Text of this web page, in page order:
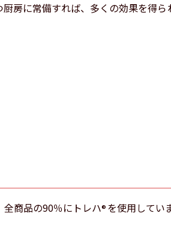
房に常備すれば、多くの効果を得ら
商品の90％にトレハ® を使用してい